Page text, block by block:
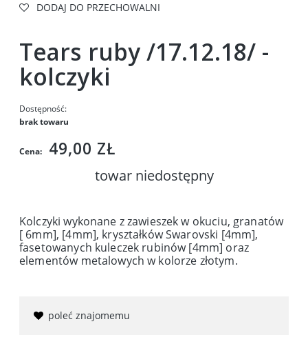
DODAJ DO PRZECHOWALNI
Tears ruby /17.12.18/ -
kolczyki
Dostępność:
brak towaru
Cena: 49,00 ZŁ
towar niedostępny
Kolczyki wykonane z zawieszek w okuciu, granatów
[ 6mm], [4mm], kryształków Swarovski [4mm],
fasetowanych kuleczek rubinów [4mm] oraz
elementów metalowych w kolorze złotym.
poleć znajomemu